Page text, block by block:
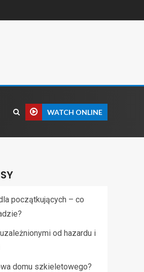
WATCH ONLINE
początkujących – co
od hazardu i
domu szkieletowego?